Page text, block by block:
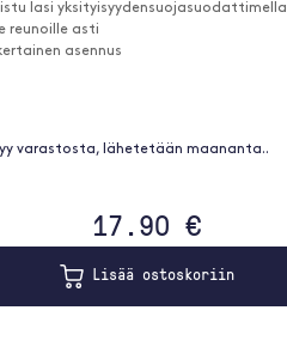
lasi yksityisyydensuojasuodattimella
reunoille asti
asennus
varastosta, lähetetään maananta..
17.90 €
Lisää ostoskoriin